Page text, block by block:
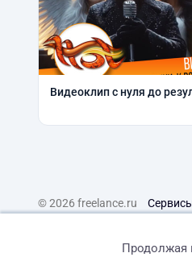
Видеоклип с нуля до
© 2026 freelance.ru
Продолжая